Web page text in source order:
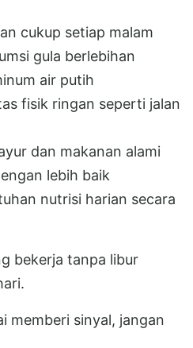
cukup setiap malam
gula berlebihan
air putih
fisik ringan seperti jalan
dan makanan alami
lebih baik
nutrisi harian secara
bekerja tanpa libur
memberi sinyal, jangan